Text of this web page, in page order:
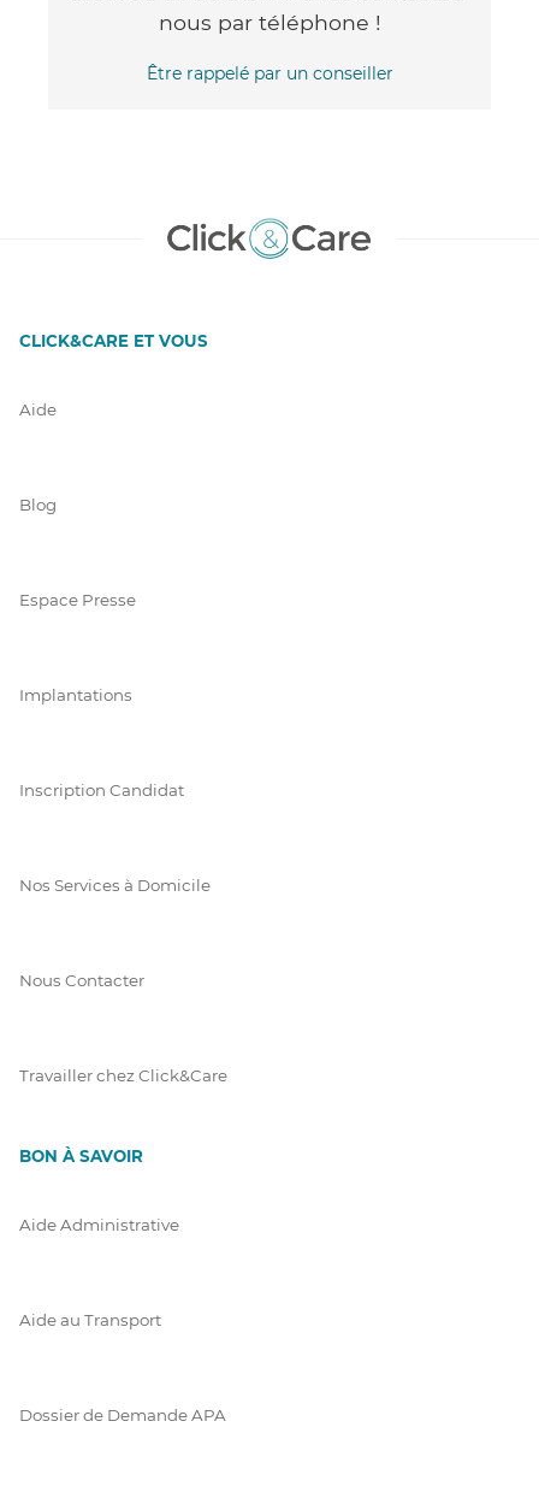
nous par téléphone !
Être rappelé par un conseiller
CLICK&CARE ET VOUS
Aide
Blog
Espace Presse
Implantations
Inscription Candidat
Nos Services à Domicile
Nous Contacter
Travailler chez Click&Care
BON À SAVOIR
Aide Administrative
Aide au Transport
Dossier de Demande APA